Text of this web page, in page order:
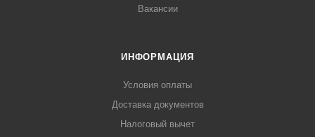
Вакансии
ИНФОРМАЦИЯ
Условия оплаты
Доставка документов
Налоговый вычет